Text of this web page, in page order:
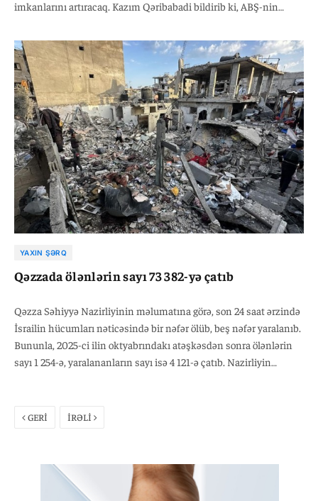
imkanlarını artıracaq. Kazım Qəribabadi bildirib ki, ABŞ-nin
boğazın açılması üçün əsas şərtlərdən biridir. O əlavə edib ki,
kommersiya gəmilərinin yeni marşrut üzrə əsasən İranın ərazi
sularından keçməsi planlaşdırılır. Eyni zamanda, beynəlxalq
gəmiçilik təşkilatları mümkün keçid rüsumlarına qarşı BMT-yə
müraciət ediblər.
YAXIN ŞƏRQ
Qəzzada ölənlərin sayı 73 382-yə çatıb
Qəzza Səhiyyə Nazirliyinin məlumatına görə, son 24 saat ərzində
İsrailin hücumları nəticəsində bir nəfər ölüb, beş nəfər yaralanıb.
Bununla, 2025-ci ilin oktyabrındakı atəşkəsdən sonra ölənlərin
sayı 1 254-ə, yaralananların sayı isə 4 121-ə çatıb. Nazirliyin
təşkil edir. Bölgədə humanitar vəziyyətin ağır olaraq qaldığı
GERİ İRƏLİ